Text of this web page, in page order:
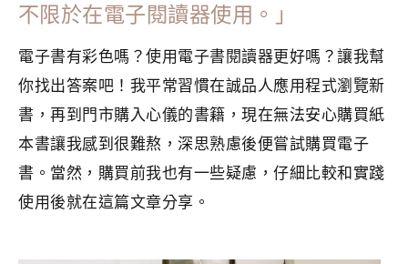
不限於在電子閱讀器使用。」
電子書有彩色嗎？使用電子書閱讀器更好嗎？讓我幫
你找出答案吧！我平常習慣在誠品人應用程式瀏覽新
書，再到門市購入心儀的書籍，現在無法安心購買紙
本書讓我感到很難熬，深思熟慮後便嘗試購買電子
書。當然，購買前我也有一些疑慮，仔細比較和實踐
使用後就在這篇文章分享。